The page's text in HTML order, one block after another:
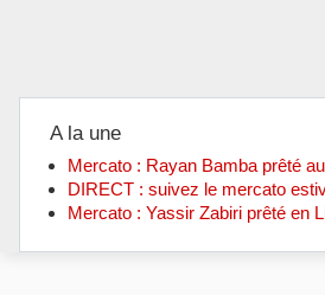
A la une
Mercato : Rayan Bamba prêté
DIRECT : suivez le mercato
Mercato : Yassir Zabiri prêté en